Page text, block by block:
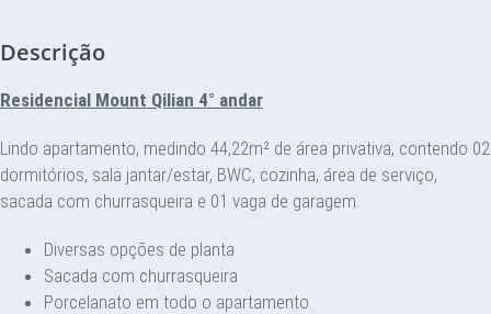
Descrição
Residencial Mount Qilian 4° andar
Lindo apartamento, medindo 44,22m² de área privativa, contendo 02
dormitórios, sala jantar/estar, BWC, cozinha, área de serviço,
sacada com churrasqueira e 01 vaga de garagem.
Diversas opções de planta
Sacada com churrasqueira
Porcelanato em todo o apartamento